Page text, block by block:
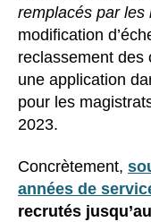
remplacés par les
modification
reclassement des
une application
pour les
2023.
Concrètement,
années de
recrutés